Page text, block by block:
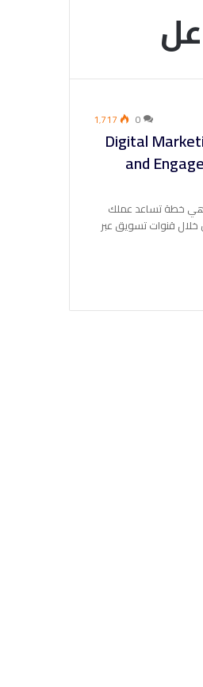
0 1٬717
Digital
and
هي خطة تساعد عملك
قنوات تسويق عبر